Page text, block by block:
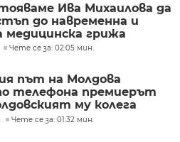
Ива Михаилова да
до навременна и
медицинска грижа
Чете се за: 02:05 мин.
път на Молдова
телефона премиерът
му колега
Чете се за: 01:32 мин.